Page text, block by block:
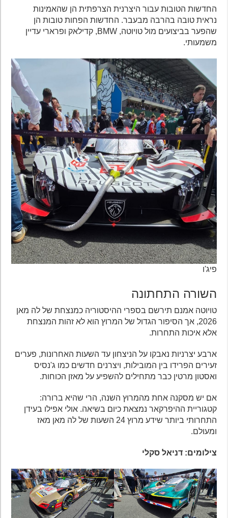
החדשות הטובות עבור היצרנית הצרפתית הן שהאמינות
נראית טובה בהרבה מבעבר. החדשות הפחות טובות הן
שהפער בביצועים מול טויוטה, BMW, קדילאק ופרארי עדיין
משמעותי.
פיג'ו
השורה התחתונה
טויוטה אמנם תירשם בספרי ההיסטוריה כמנצחת של לה מאן
2026, אך הסיפור הגדול של המרוץ הוא לא זהות המנצחת
אלא איכות התחרות.
ארבע יצרניות נאבקו על הניצחון עד השעות האחרונות, פערים
זעירים הפרידו בין המובילות, ויצרנים חדשים כמו ג'נסיס
ואסטון מרטין כבר מתחילים להשפיע על מאזן הכוחות.
אם יש מסקנה אחת מהמרוץ השנה, הרי שהיא ברורה:
קטגוריית ההיפרקאר נמצאת כיום בשיאה. אולי אפילו בעידן
התחרותי ביותר שידע מרוץ 24 השעות של לה מאן מאז
ומעולם.
צילומים: דניאל סקלי